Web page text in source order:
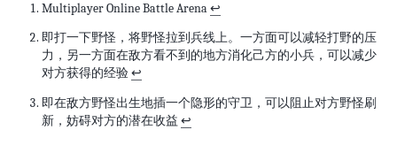
Multiplayer Online Battle Arena ↩
即打一下野怪，将野怪拉到兵线上。一方面可以减轻打野的压
力，另一方面在敌方看不到的地方消化己方的小兵，可以减少
对方获得的经验 ↩
即在敌方野怪出生地插一个隐形的守卫，可以阻止对方野怪刷
新，妨碍对方的潜在收益 ↩